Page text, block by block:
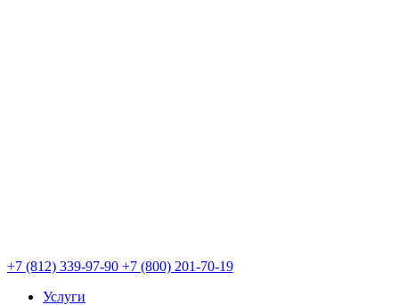
+7 (812) 339-97-90 +7 (800) 201-70-19
Услуги